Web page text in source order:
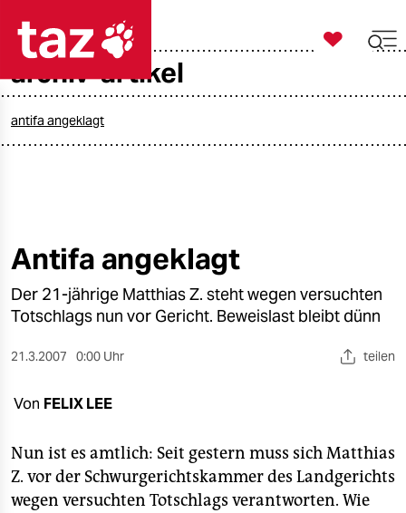
öko
gesellschaft
kultur
sport
berlin
nord
wahrheit

taz zahl ich
archiv-artikel
antifa angeklagt
Antifa angeklagt
Der 21-jährige Matthias Z. steht wegen versuchten
Totschlags nun vor Gericht. Beweislast bleibt dünn
21.3.2007 0:00 Uhr teilen
Von FELIX LEE
Nun ist es amtlich: Seit gestern muss sich Matthias
Z. vor der Schwurgerichtskammer des Landgerichts
wegen versuchten Totschlags verantworten. Wie